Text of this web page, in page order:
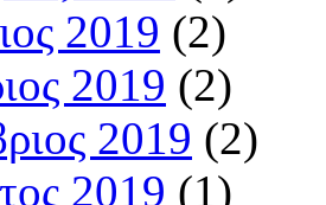
2019 (2)
2019 (2)
2019 (2)
2019 (1)